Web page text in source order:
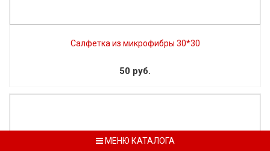
МЕНЮ КАТАЛОГА
Салфетка из микрофибры 30*30
50 руб.